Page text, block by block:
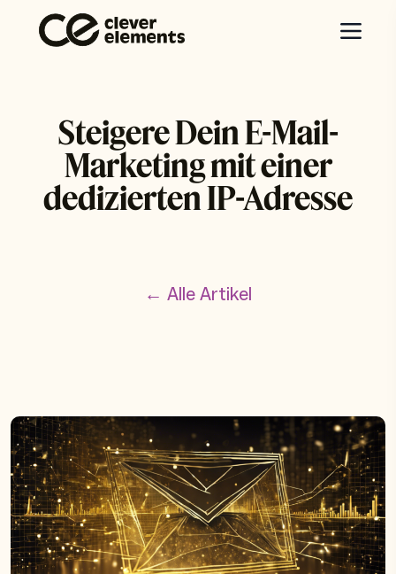
Steigere Dein E-Mail-
Marketing mit einer
dedizierten IP-Adresse
← Alle Artikel